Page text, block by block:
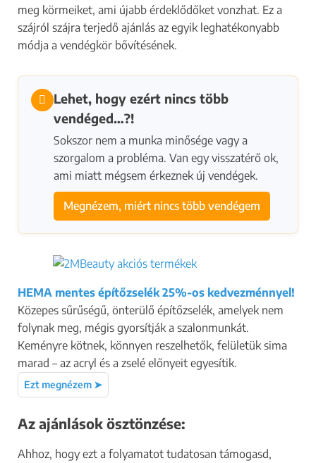
meg körmeiket, ami újabb érdeklődőket vonzhat. Ez a
szájról szájra terjedő ajánlás az egyik leghatékonyabb
módja a vendégkör bővítésének.
Lehet, hogy ezért nincs több
vendéged…?!
Sokszor nem a munka minősége vagy a
szorgalom a probléma. Van egy visszatérő ok,
ami miatt mégsem érkeznek új vendégek.
Megnézem, miért nincs több vendégem
HEMA mentes építőzselék 25%-os kedvezménnyel!
Közepes sűrűségű, önterülő építőzselék, amelyek nem
folynak meg, mégis gyorsítják a szalonmunkát.
Keményre kötnek, könnyen reszelhetők, felületük sima
marad – az acryl és a zselé előnyeit egyesítik.
Ezt megnézem ➤
Az ajánlások ösztönzése:
Ahhoz, hogy ezt a folyamatot tudatosan támogasd,